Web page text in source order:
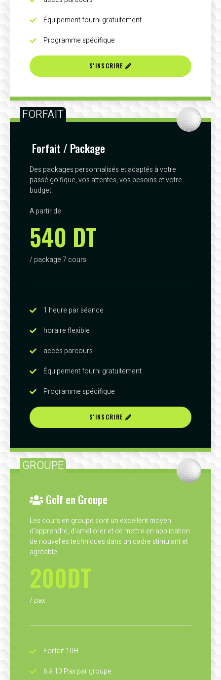
Équipement fourni gratuitement
Programme spécifique
S'INSCRIRE
FORFAIT
Forfait / Package
Des packages personnalisés et adaptés à votre
passé golfique, vos attentes, vos besoins et votre
budget.
A partir de:
540 DT
/ package 7 cours
1 heure par séance
horaire flexible
accès parcours
Équipement fourni gratuitement
Programme spécifique
S'INSCRIRE
GROUPE
Golf en Groupe
Les cours en groupe sont un excellent moyen
d’apprendre, d'améliorer et de mettre en application
de nouvelles techniques dans un cadre stimulant et
agréable.
200DT
/ pax
Forfait 10H
6 à 10 Pax par groupe